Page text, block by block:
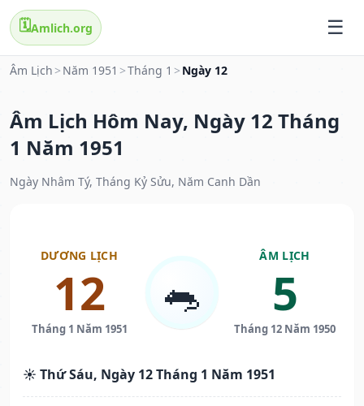
🗓️Amlich.org
Âm Lịch > Năm 1951 >Tháng 1 > Ngày 12
Âm Lịch Hôm Nay, Ngày 12 Tháng
1 Năm 1951
Ngày Nhâm Tý, Tháng Kỷ Sửu, Năm Canh Dần
DƯƠNG LỊCH
12
Tháng 1 Năm 1951
🐀
ÂM LỊCH
5
Tháng 12 Năm 1950
☀️ Thứ Sáu, Ngày 12 Tháng 1 Năm 1951